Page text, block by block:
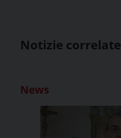
Notizie correlate
News